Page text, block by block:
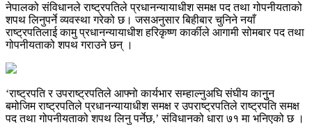
नेपालको संविधानले राष्ट्रपतिले प्रधानन्यायाधीश समक्ष पद तथा गोपनीयताको
शपथ लिनुपर्ने व्यवस्था गरेको छ। जसअनुसार बिहीबार चुनिने नयाँ
राष्ट्रपतिलाई कामु प्रधानन्यायाधीश हरिकृष्ण कार्कीले आगामी सोमबार पद तथा
गोपनीयताको शपथ गराउने छन् ।
‘राष्ट्रपति र उपराष्ट्रपतिले आफ्नो कार्यभार सम्हाल्नुअघि संघीय कानुुन
बमोजिम राष्ट्रपतिले प्रधानन्यायाधीश समक्ष र उपराष्ट्रपतिले राष्ट्रपति समक्ष
पद तथा गोपनीयताको शपथ लिनु पर्नेछ,’ संविधानको धारा ७१ मा भनिएको छ ।